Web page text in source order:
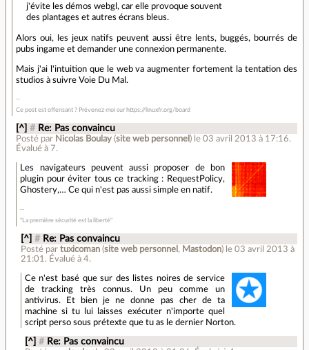
j'évite les démos webgl, car elle provoque souvent
des plantages et autres écrans bleus.
Alors oui, les jeux natifs peuvent aussi être lents, buggés, bourrés de
pubs ingame et demander une connexion permanente.
Mais j'ai l'intuition que le web va augmenter fortement la tentation des
studios à suivre Voie Du Mal.
Ce post est offensant ? Prévenez moi sur https://linuxfr.org/board
[^] # Re: Pas convaincu
Posté par Nicolas Boulay (site web personnel ) le 03 avril 2013 à 17:16.
Évalué à 7.
Les navigateurs peuvent aussi proposer de bon
plugin pour éviter tous ce tracking : RequestPolicy,
Ghostery,… Ce qui n'est pas aussi simple en natif.
"La première sécurité est la liberté"
[^] # Re: Pas convaincu
Posté par tuxicoman(site web personnel , Mastodon) le 03 avril 2013 à
21:01 . Évalué à 4.
Ce n'est basé que sur des listes noires de service
de tracking très connus. Un peu comme un
antivirus. Et bien je ne donne pas cher de ta
machine si tu lui laisses exécuter n'importe quel
script perso sous prétexte que tu as le dernier Norton.
[^] # Re: Pas convaincu